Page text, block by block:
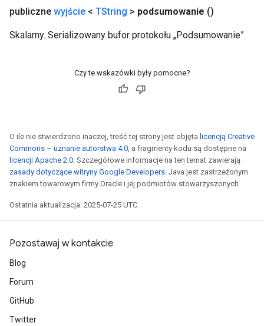
publiczne wyjście < TString > podsumowanie ()
Skalarny. Serializowany bufor protokołu „Podsumowanie”.
Czy te wskazówki były pomocne?
O ile nie stwierdzono inaczej, treść tej strony jest objęta licencją Creative
Commons – uznanie autorstwa 4.0, a fragmenty kodu są dostępne na
licencji Apache 2.0. Szczegółowe informacje na ten temat zawierają
zasady dotyczące witryny Google Developers. Java jest zastrzeżonym
znakiem towarowym firmy Oracle i jej podmiotów stowarzyszonych.
Ostatnia aktualizacja: 2025-07-25 UTC.
Pozostawaj w kontakcie
Blog
Forum
GitHub
Twitter